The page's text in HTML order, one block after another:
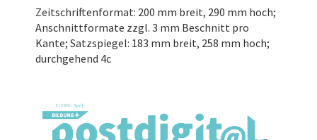
Zeitschriftenformat: 200 mm breit, 290 mm hoch;
Anschnittformate zzgl. 3 mm Beschnitt pro
Kante; Satzspiegel: 183 mm breit, 258 mm hoch;
durchgehend 4c